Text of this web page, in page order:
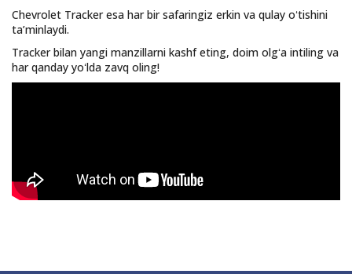
Chevrolet Tracker esa har bir safaringiz erkin va qulay oʻtishini
ta’minlaydi.
Tracker bilan yangi manzillarni kashf eting, doim olgʻa intiling va
har qanday yoʻlda zavq oling!